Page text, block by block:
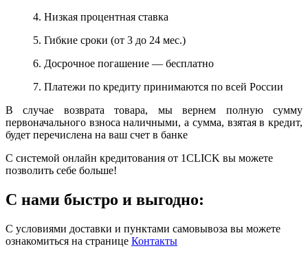
4. Низкая процентная ставка
5. Гибкие сроки (от 3 до 24 мес.)
6. Досрочное погашение — бесплатно
7. Платежи по кредиту принимаются по всей России
В случае возврата товара, мы вернем полную сумму
первоначального взноса наличными, а сумма, взятая в кредит,
будет перечислена на ваш счет в банке
С системой онлайн кредитования от 1CLICK вы можете
позволить себе больше!
С нами быстро и выгодно:
С условиями доставки и пунктами самовывоза вы можете
ознакомиться на странице Контакты